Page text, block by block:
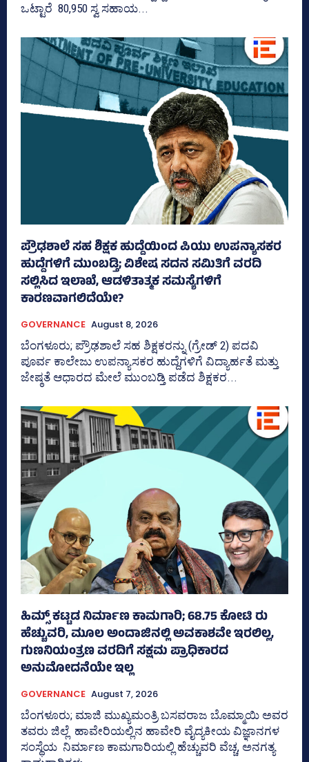
ಒಟ್ಟಾರೆ 80,950 ಸ್ವ ಸಹಾಯ...
ಪ್ರೌಢಶಾಲೆ ಸಹ ಶಿಕ್ಷಕ ಹುದ್ದೆಯಿಂದ ಪಿಯು ಉಪನ್ಯಾಸಕರ
ಹುದ್ದೆಗಳಿಗೆ ಮುಂಬಡ್ತಿ; ವಿಶೇಷ ಸದನ ಸಮಿತಿಗೆ ವರದಿ
ಸಲ್ಲಿಸಿದ ಇಲಾಖೆ, ಆಡಳಿತಾತ್ಮಕ ಸಮಸ್ಯೆಗಳಿಗೆ
ಕಾರಣವಾಗಲಿದೆಯೇ?
GOVERNANCE August 8, 2026
ಬೆಂಗಳೂರು; ಪ್ರೌಢಶಾಲೆ ಸಹ ಶಿಕ್ಷಕರನ್ನು (ಗ್ರೇಡ್‌ 2) ಪದವಿ
ಪೂರ್ವ ಕಾಲೇಜು ಉಪನ್ಯಾಸಕರ ಹುದ್ದೆಗಳಿಗೆ ವಿದ್ಯಾರ್ಹತೆ ಮತ್ತು
ಜೇ‍ಷ್ಠತೆ ಆಧಾರದ ಮೇಲೆ ಮುಂಬಡ್ತಿ ಪಡೆದ ಶಿಕ್ಷಕರ...
ಹಿಮ್ಸ್‌ ಕಟ್ಟಡ ನಿರ್ಮಾಣ ಕಾಮಗಾರಿ; 68.75 ಕೋಟಿ ರು
ಹೆಚ್ಚುವರಿ, ಮೂಲ ಅಂದಾಜಿನಲ್ಲಿ ಅವಕಾಶವೇ ಇರಲಿಲ್ಲ,
ಗುಣನಿಯಂತ್ರಣ ವರದಿಗೆ ಸಕ್ಷಮ ಪ್ರಾಧಿಕಾರದ
ಅನುಮೋದನೆಯೇ ಇಲ್ಲ
GOVERNANCE August 7, 2026
ಬೆಂಗಳೂರು; ಮಾಜಿ ಮುಖ್ಯಮಂತ್ರಿ ಬಸವರಾಜ ಬೊಮ್ಮಾಯಿ ಅವರ
ತವರು ಜಿಲ್ಲೆ ಹಾವೇರಿಯಲ್ಲಿನ ಹಾವೇರಿ ವೈದ್ಯಕೀಯ ವಿಜ್ಞಾನಗಳ
ಸಂಸ್ಥೆಯ ನಿರ್ಮಾಣ ಕಾಮಗಾರಿಯಲ್ಲಿ ಹೆಚ್ಚುವರಿ ವೆಚ್ಚ, ಅನಗತ್ಯ